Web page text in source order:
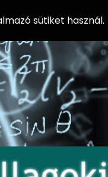
sütiket használ.